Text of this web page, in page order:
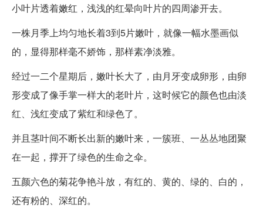
小叶片透着嫩红，浅浅的红晕向叶片的四周渗开去。
一株月季上均匀地长着3到5片嫩叶，就像一幅水墨画似
的，显得那样毫不娇饰，那样素净淡雅。
经过一二个星期后，嫩叶长大了，由月牙变成卵形，由卵
形变成了像手掌一样大的老叶片，这时候它的颜色也由淡
红、浅红变成了紫红和绿色了。
并且茎叶间不断长出新的嫩叶来，一簇班、一丛丛地团聚
在一起，撑开了绿色的生命之伞。
五颜六色的菊花争艳斗放，有红的、黄的、绿的、白的，
还有粉的、深红的。